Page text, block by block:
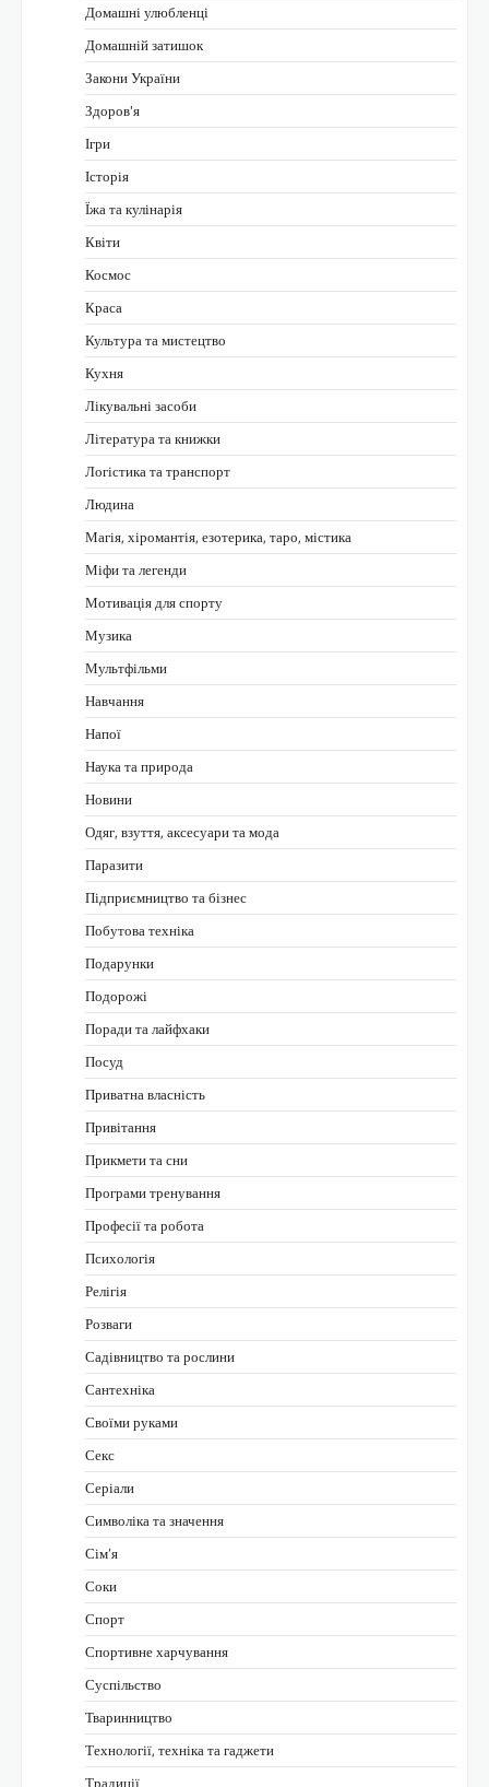
Домашні улюбленці
Домашній затишок
Закони України
Здоров'я
Ігри
Історія
Їжа та кулінарія
Квіти
Космос
Краса
Культура та мистецтво
Кухня
Лікувальні засоби
Література та книжки
Логістика та транспорт
Людина
Магія, хіромантія, езотерика, таро, містика
Міфи та легенди
Мотивація для спорту
Музика
Мультфільми
Навчання
Напої
Наука та природа
Новини
Одяг, взуття, аксесуари та мода
Паразити
Підприємництво та бізнес
Побутова техніка
Подарунки
Подорожі
Поради та лайфхаки
Посуд
Приватна власність
Привітання
Прикмети та сни
Програми тренування
Професії та робота
Психологія
Релігія
Розваги
Садівництво та рослини
Сантехніка
Своїми руками
Секс
Серіали
Символіка та значення
Сім’я
Соки
Спорт
Спортивне харчування
Суспільство
Тваринництво
Технології, техніка та гаджети